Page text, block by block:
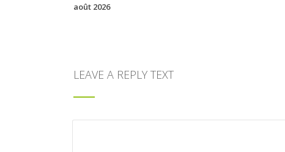
août 2026
LEAVE A REPLY TEXT